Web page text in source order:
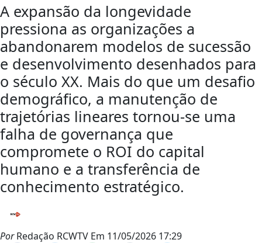
A expansão da longevidade
pressiona as organizações a
abandonarem modelos de sucessão
e desenvolvimento desenhados para
o século XX. Mais do que um desafio
demográfico, a manutenção de
trajetórias lineares tornou-se uma
falha de governança que
compromete o ROI do capital
humano e a transferência de
conhecimento estratégico.
PorRedação RCWTV Em 11/05/2026 17:29